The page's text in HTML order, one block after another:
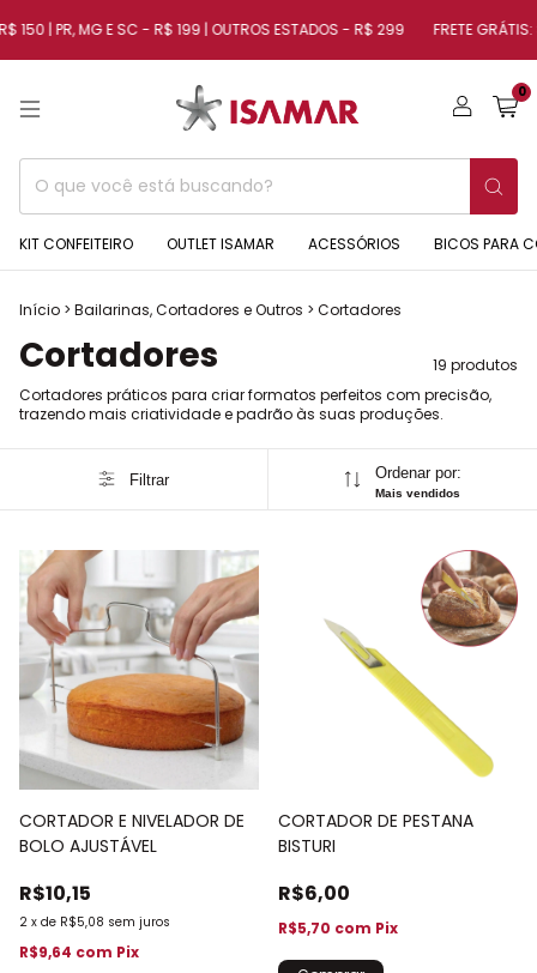
| PR, MG E SC - R$ 199 | OUTROS ESTADOS - R$ 299 FRETE GRÁTIS:
0
KIT CONFEITEIRO OUTLET ISAMAR ACESSÓRIOS BICOS PARA
Início > Bailarinas, Cortadores e Outros > Cortadores
Cortadores
19 produtos
Cortadores práticos para criar formatos perfeitos com precisão,
trazendo mais criatividade e padrão às suas produções.
Filtrar Ordenar por:
Mais vendidos
CORTADOR E NIVELADOR DE
BOLO AJUSTÁVEL
R$10,15
2 x de R$5,08 sem juros
R$9,64 com Pix
CORTADOR DE PESTANA
BISTURI
R$6,00
R$5,70 com Pix